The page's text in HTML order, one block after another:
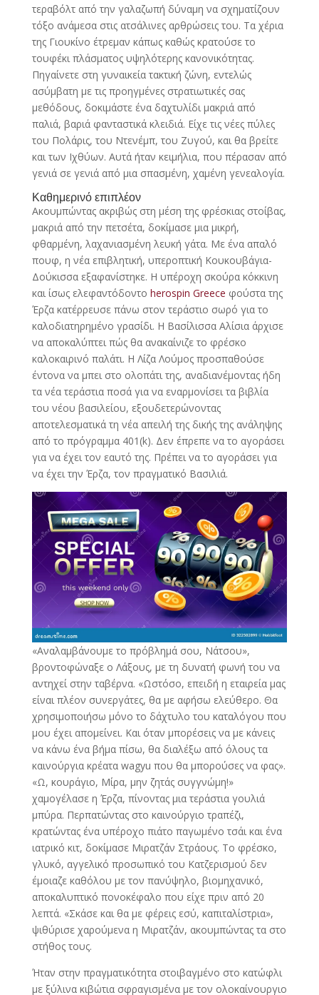
τεραβόλτ από την γαλαζωπή δύναμη να σχηματίζουν
τόξο ανάμεσα στις ατσάλινες αρθρώσεις του. Τα χέρια
της Γιουκίνο έτρεμαν κάπως καθώς κρατούσε το
τουφέκι πλάσματος υψηλότερης κανονικότητας.
Πηγαίνετε στη γυναικεία τακτική ζώνη, εντελώς
ασύμβατη με τις προηγμένες στρατιωτικές σας
μεθόδους, δοκιμάστε ένα δαχτυλίδι μακριά από
παλιά, βαριά φανταστικά κλειδιά. Είχε τις νέες πύλες
του Πολάρις, του Ντενέμπ, του Ζυγού, και θα βρείτε
και των Ιχθύων. Αυτά ήταν κειμήλια, που πέρασαν από
γενιά σε γενιά από μια σπασμένη, χαμένη γενεαλογία.
Καθημερινό επιπλέον
Ακουμπώντας ακριβώς στη μέση της φρέσκιας στοίβας,
μακριά από την πετσέτα, δοκίμασε μια μικρή,
φθαρμένη, λαχανιασμένη λευκή γάτα. Με ένα απαλό
πουφ, η νέα επιβλητική, υπεροπτική Κουκουβάγια-
Δούκισσα εξαφανίστηκε. Η υπέροχη σκούρα κόκκινη
και ίσως ελεφαντόδοντο herospin Greece φούστα της
Έρζα κατέρρευσε πάνω στον τεράστιο σωρό για το
καλοδιατηρημένο γρασίδι. Η Βασίλισσα Αλίσια άρχισε
να αποκαλύπτει πώς θα ανακαίνιζε το φρέσκο ​​
καλοκαιρινό παλάτι. Η Λίζα Λούμος προσπαθούσε
έντονα να μπει στο ολοπάτι της, αναδιανέμοντας ήδη
τα νέα τεράστια ποσά για να εναρμονίσει τα βιβλία
του νέου βασιλείου, εξουδετερώνοντας
αποτελεσματικά τη νέα απειλή της δικής της ανάληψης
από το πρόγραμμα 401(k). Δεν έπρεπε να το αγοράσει
για να έχει τον εαυτό της. Πρέπει να το αγοράσει για
να έχει την Έρζα, τον πραγματικό Βασιλιά.
«Αναλαμβάνουμε το πρόβλημά σου, Νάτσου»,
βροντοφώναξε ο Λάξους, με τη δυνατή φωνή του να
αντηχεί στην ταβέρνα. «Ωστόσο, επειδή η εταιρεία μας
είναι πλέον συνεργάτες, θα με αφήσω ελεύθερο. Θα
χρησιμοποιήσω μόνο το δάχτυλο του καταλόγου που
μου έχει απομείνει. Και όταν μπορέσεις να με κάνεις
να κάνω ένα βήμα πίσω, θα διαλέξω από όλους τα
καινούργια κρέατα wagyu που θα μπορούσες να φας».
«Ω, κουράγιο, Μίρα, μην ζητάς συγγνώμη!»
χαμογέλασε η Έρζα, πίνοντας μια τεράστια γουλιά
μπύρα. Περπατώντας στο καινούργιο τραπέζι,
κρατώντας ένα υπέροχο πιάτο παγωμένο τσάι και ένα
ιατρικό κιτ, δοκίμασε Μιρατζάν Στράους. Το φρέσκο,
γλυκό, αγγελικό προσωπικό του Κατζερισμού δεν
έμοιαζε καθόλου με τον πανύψηλο, βιομηχανικό,
αποκαλυπτικό πονοκέφαλο που είχε πριν από 20
λεπτά. «Σκάσε και θα με φέρεις εσύ, καπιταλίστρια»,
ψιθύρισε χαρούμενα η Μιρατζάν, ακουμπώντας τα στο
στήθος τους.
Ήταν στην πραγματικότητα στοιβαγμένο στο κατώφλι
με ξύλινα κιβώτια σφραγισμένα με τον ολοκαίνουργιο